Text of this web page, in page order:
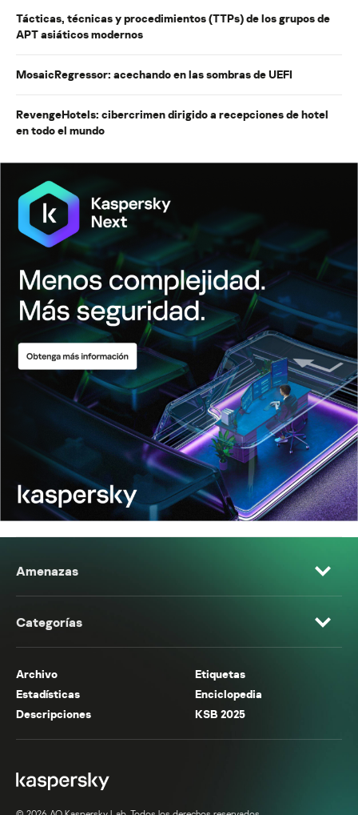
Tácticas, técnicas y procedimientos (TTPs) de los grupos de
APT asiáticos modernos
MosaicRegressor: acechando en las sombras de UEFI
RevengeHotels: cibercrimen dirigido a recepciones de hotel
en todo el mundo
Amenazas
Categorías
Archivo
Etiquetas
Estadísticas
Enciclopedia
Descripciones
KSB 2025